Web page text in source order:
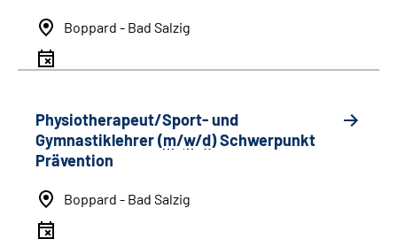
Boppard - Bad Salzig
Physiotherapeut/Sport- und
Gymnastiklehrer (m/w/d) Schwerpunkt
Prävention
Boppard - Bad Salzig